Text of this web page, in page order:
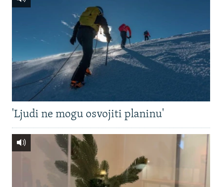
'Ljudi ne mogu osvojiti planinu'